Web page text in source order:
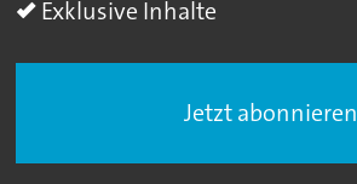
Exklusive Inhalte
Jetzt abonnieren